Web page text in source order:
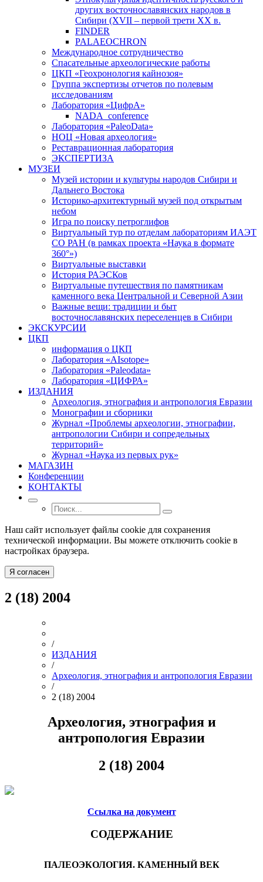
других восточнославянских народов в
Сибири (XVII – первой трети ХХ в.
FINDER
PALAEOCHRON
Международное сотрудничество
Спасательные археологические работы
ЦКП «Геохронология кайнозоя»
Группа экспертизы отчетов по полевым
исследованиям
Лаборатория «ЦифрА»
NADA_conference
Лаборатория «PaleoData»
НОЦ «Новая археология»
Реставрационная лаборатория
ЭКСПЕРТИЗА
МУЗЕИ
Музей истории и культуры народов Сибири и
Дальнего Востока
Историко-архитектурный музей под открытым
небом
Игра по поиску петроглифов
Виртуальный тур по отделам лабораториям ИАЭТ
СО РАН (в рамках проекта «Наука в формате
360°»)
Виртуальные выставки
История РАЭСКов
Виртуальные путешествия по памятникам
каменного века Центральной и Северной Азии
Важные вещи: традиции и быт
восточнославянских переселенцев в Сибири
ЭКСКУРСИИ
ЦКП
информация о ЦКП
Лаборатория «AIsotope»
Лаборатория «Paleodata»
Лаборатория «ЦИФРА»
ИЗДАНИЯ
Археология, этнография и антропология Евразии
Монографии и сборники
Журнал «Проблемы археологии, этнографии,
антропологии Сибири и сопредельных
территорий»
Журнал «Наука из первых рук»
МАГАЗИН
Конференции
КОНТАКТЫ
Наш сайт использует файлы cookie для сохранения
технической информации. Вы можете отключить cookie в
настройках браузера.
Я согласен
2 (18) 2004
/
ИЗДАНИЯ
/
Археология, этнография и антропология Евразии
/
2 (18) 2004
Археология, этнография и
антропология Евразии
2 (18) 2004
Ссылка на документ
СОДЕРЖАНИЕ
ПАЛЕОЭКОЛОГИЯ. КАМЕННЫЙ ВЕК